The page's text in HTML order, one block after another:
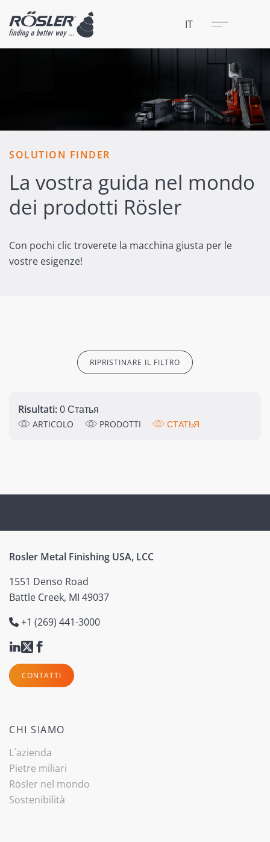
IT Menu
Chiudere
SOLUTION FINDER
La vostra guida nel mondo
dei prodotti Rösler
Con pochi clic troverete la macchina giusta per le
vostre esigenze!
RIPRISTINARE IL FILTRO
Risultati:0 Статья
ARTICOLO PRODOTTI СТАТЬЯ
Rosler Metal Finishing USA, LCC
1551 Denso Road
Battle Creek, MI 49037
+1 (269) 441-3000
CONTATTI
CHI SIAMO
L´azienda
Pietre miliari
Rösler nel mondo
Sostenibilità